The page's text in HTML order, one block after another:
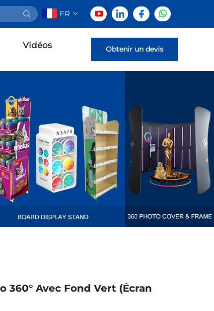
FR
Vidéos
Obtenir un devis
360° Avec Fond Vert (écran